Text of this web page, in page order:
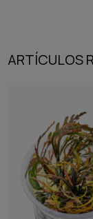
ARTÍCULOS